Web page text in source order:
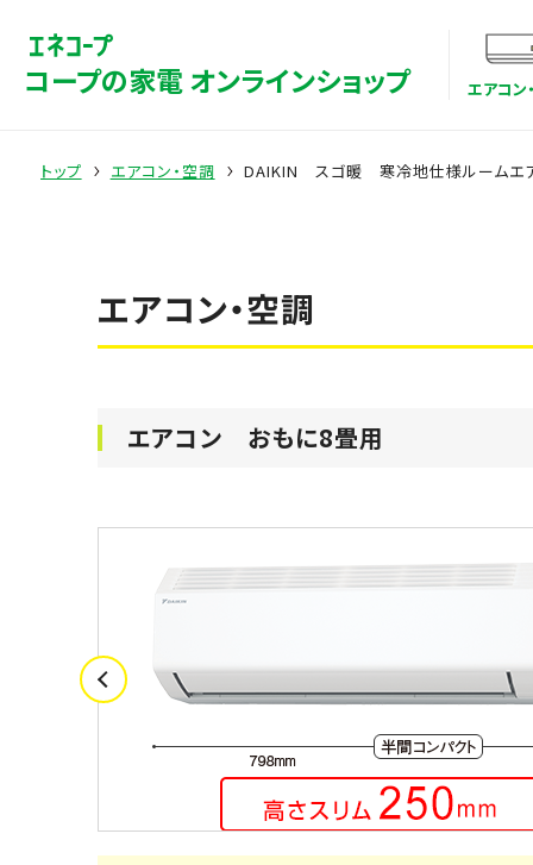
コープの家電 オンラインショップ エアコン
トップ エアコン・空調 DAIKIN スゴ暖 寒冷地仕様ルームエ
エアコン・空調
エアコン おもに8畳用